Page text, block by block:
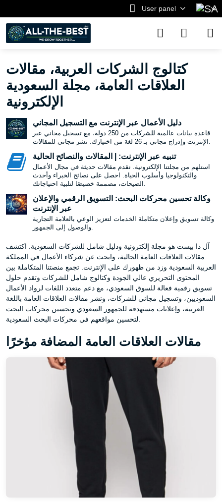
User panel
كتالوج الشركات العربية، مقالات
العلاقات العامة، مجلة السعودية
الإلكترونية
دليل الأعمال عبر الإنترنت مع التسجيل المجاني
قاعدة بيانات عالمية للشركات من 250 دولة، مع تسجيل مجاني عبر
الإنترنت وإدراج مجاني بـ 26 لغة من اختيارك. نشر مجاني للمقالات.
تنبيه عبر الإنترنت: | المقالات والنصائح الحالية
استلهم من مجلتنا الإلكترونية. نقدم مقالات حديثة في مجال الأعمال
والتكنولوجيا وأسلوب الحياة. احصل على نصائح الخبراء وأحدث
الصيحات، مصممة خصيصًا لتلبية احتياجاتك.
وكالة تحسين محركات البحث: التسويق الرقمي والإعلان
عبر الإنترنت
وكالة تسويق وإعلان متكاملة الخدمات لتعزيز الوعي بالعلامة التجارية
والوصول إلى الجمهور.
آل ذا بيست هو مجلة إلكترونية ودليل شامل للشركات السعودية. اكتشف
مقالات العلاقات العامة الحالية، وابحث عن شركاء الأعمال في المملكة
العربية السعودية وزد من ظهورك على الإنترنت. تجمع منصتنا المتكاملة بين
المحتوى التحريري عالي الجودة وكتالوج شامل للشركات وتقدم حلول
تسويق رقمية فعالة للسوق السعودي، مع دعم متعدد اللغات لرواد الأعمال
السعوديين، وتسجيل مجاني للشركات، ونشر مقالات العلاقات العامة باللغة
العربية، وإعلانات مستهدفة للجمهور السعودي وتحسين محركات البحث
مقالات العلاقات العامة المضافة مؤخرًا